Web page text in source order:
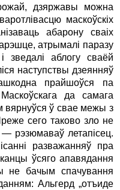
дзяржавы можна
маскоўскіх
абарону сваіх
атрымалі паразу
i зведалі аблогу сваёй
наступствы дзеянняў
прайшоўся па
да самага
вярнуўся ў свае межы з
сего таково зло не
— рэзюмаваў летапісец.
разважанняў пра
ўсяго апавядання
не бачым спачування
Альгерд „отъиде